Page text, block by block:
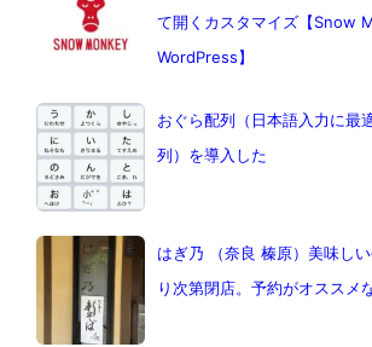
て開くカスタマイズ【Snow
WordPress】
おぐら配列（日本語入力に最
列）を導入した
はぎ乃 （奈良 榛原）美味し
り次第閉店。予約がオススメ